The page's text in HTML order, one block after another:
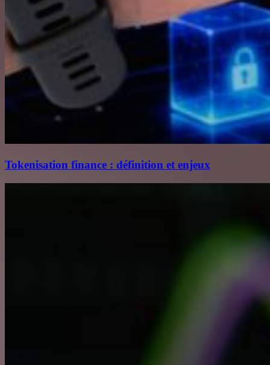
Tokenisation finance : définition et enjeux